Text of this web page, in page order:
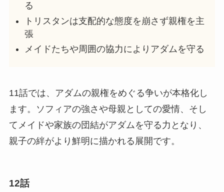
る
トリスタンは支配的な態度を崩さず親権を主
張
メイドたちや周囲の協力によりアダムを守る
11話では、アダムの親権をめぐる争いが本格化し
ます。ソフィアの強さや母親としての愛情、そし
てメイドや家族の団結がアダムを守る力となり、
親子の絆がより鮮明に描かれる展開です。
12話